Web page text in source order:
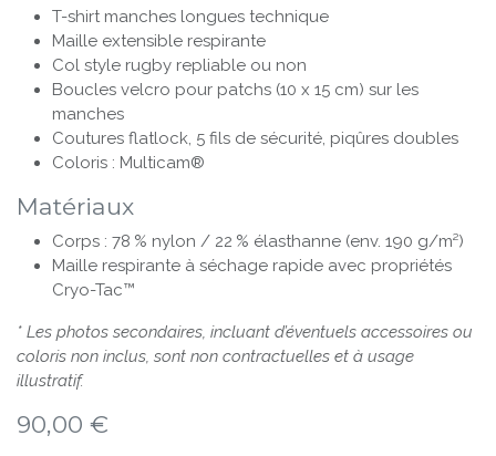
T-shirt manches longues technique
Maille extensible respirante
Col style rugby repliable ou non
Boucles velcro pour patchs (10 x 15 cm) sur les
manches
Coutures flatlock, 5 fils de sécurité, piqûres doubles
Coloris : Multicam®
Matériaux
Corps : 78 % nylon / 22 % élasthanne (env. 190 g/m²)
Maille respirante à séchage rapide avec propriétés
Cryo-Tac™
* Les photos secondaires, incluant d’éventuels accessoires ou
coloris non inclus, sont non contractuelles et à usage
illustratif.
90,00 €